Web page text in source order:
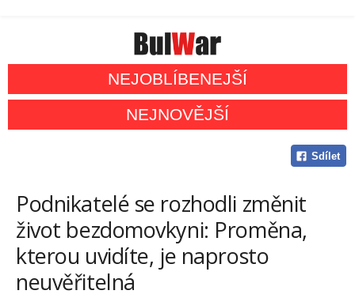
NEJOBLÍBENEJŠÍ
NEJNOVĚJŠÍ
Sdílet
Podnikatelé se rozhodli změnit
život bezdomovkyni: Proměna,
kterou uvidíte, je naprosto
neuvěřitelná